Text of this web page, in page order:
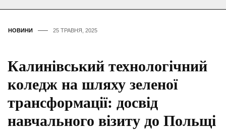
НОВИНИ 25 ТРАВНЯ, 2025
Калинівський технологічний
коледж на шляху зеленої
трансформації: досвід
навчального візиту до Польщі